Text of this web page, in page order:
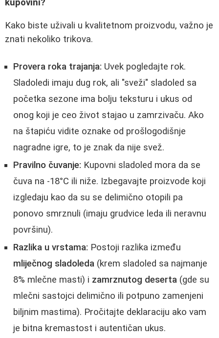
kupovini?
Kako biste uživali u kvalitetnom proizvodu, važno je
znati nekoliko trikova.
Provera roka trajanja: Uvek pogledajte rok.
Sladoledi imaju dug rok, ali "sveži" sladoled sa
početka sezone ima bolju teksturu i ukus od
onog koji je ceo život stajao u zamrzivaču. Ako
na štapiću vidite oznake od prošlogodišnje
nagradne igre, to je znak da nije svež.
Pravilno čuvanje: Kupovni sladoled mora da se
čuva na -18°C ili niže. Izbegavajte proizvode koji
izgledaju kao da su se delimično otopili pa
ponovo smrznuli (imaju grudvice leda ili neravnu
površinu).
Razlika u vrstama: Postoji razlika između
mliječnog sladoleda (krem sladoled sa najmanje
8% mlečne masti) i zamrznutog deserta (gde su
mlečni sastojci delimično ili potpuno zamenjeni
biljnim mastima). Pročitajte deklaraciju ako vam
je bitna kremastost i autentičan ukus.